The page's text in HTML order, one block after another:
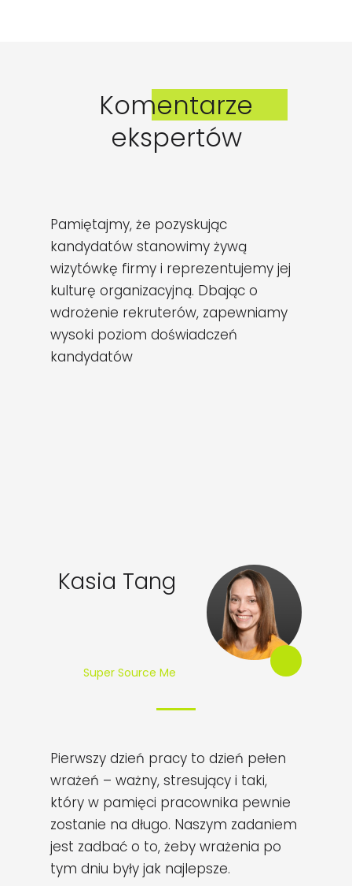
Komentarze
ekspertów
Kasia Tang
Super Source Me
Pamiętajmy, że pozyskując
kandydatów stanowimy żywą
wizytówkę firmy i reprezentujemy jej
kulturę organizacyjną. Dbając o
wdrożenie rekruterów, zapewniamy
wysoki poziom doświadczeń
kandydatów
Pierwszy dzień pracy to dzień pełen
wrażeń – ważny, stresujący i taki,
który w pamięci pracownika pewnie
zostanie na długo. Naszym zadaniem
jest zadbać o to, żeby wrażenia po
tym dniu były jak najlepsze.